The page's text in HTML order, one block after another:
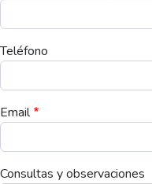
Teléfono
Email
Consultas y observaciones